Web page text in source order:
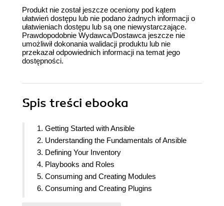
Produkt nie został jeszcze oceniony pod kątem
ułatwień dostępu lub nie podano żadnych informacji o
ułatwieniach dostępu lub są one niewystarczające.
Prawdopodobnie Wydawca/Dostawca jeszcze nie
umożliwił dokonania walidacji produktu lub nie
przekazał odpowiednich informacji na temat jego
dostępności.
Spis treści ebooka
1. Getting Started with Ansible
2. Understanding the Fundamentals of Ansible
3. Defining Your Inventory
4. Playbooks and Roles
5. Consuming and Creating Modules
6. Consuming and Creating Plugins